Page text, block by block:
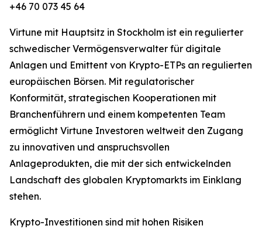
+46 70 073 45 64
Virtune mit Hauptsitz in Stockholm ist ein regulierter
schwedischer Vermögensverwalter für digitale
Anlagen und Emittent von Krypto-ETPs an regulierten
europäischen Börsen. Mit regulatorischer
Konformität, strategischen Kooperationen mit
Branchenführern und einem kompetenten Team
ermöglicht Virtune Investoren weltweit den Zugang
zu innovativen und anspruchsvollen
Anlageprodukten, die mit der sich entwickelnden
Landschaft des globalen Kryptomarkts im Einklang
stehen.
Krypto-Investitionen sind mit hohen Risiken